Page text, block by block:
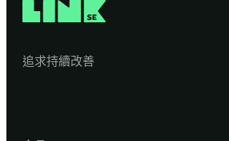
追求持續改善